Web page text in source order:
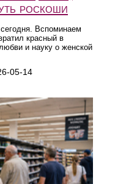
роскоши
Вспоминаем
красный в
и науку о женской
05-14